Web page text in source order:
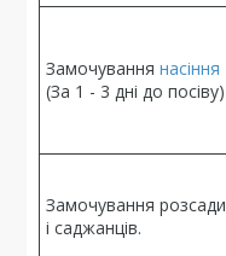
Замочування насіння
(За 1 - 3 дні до посіву)
Замочування розсади
і саджанців.